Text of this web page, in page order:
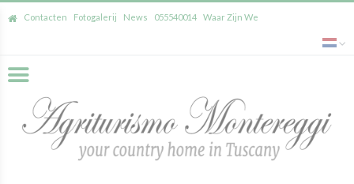
Contacten Fotogalerij News 055540014 Waar Zijn We